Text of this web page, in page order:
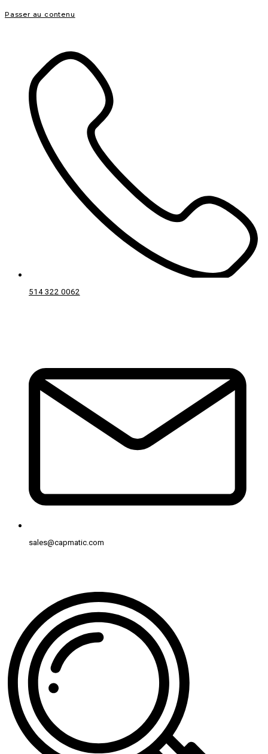
Passer au contenu
514 322 0062
sales@capmatic.com